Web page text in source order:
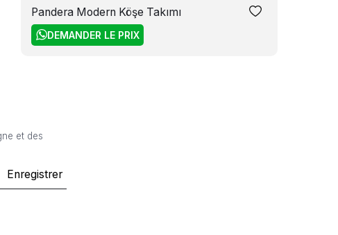
Pandera Modern Köşe Takımı
DEMANDER LE PRIX
et des
Enregistrer